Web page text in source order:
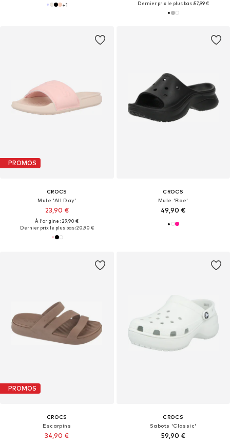
+1 Dernier prix le plus bas :57,99 €
PROMOS
CROCS
Mule 'All Day'
23,90 €
À l'origine : 29,90 €
Dernier prix le plus bas :20,90 €
CROCS
Mule 'Bae'
49,90 €
PROMOS
CROCS
Escarpins
34,90 €
CROCS
Sabots 'Classic'
59,90 €